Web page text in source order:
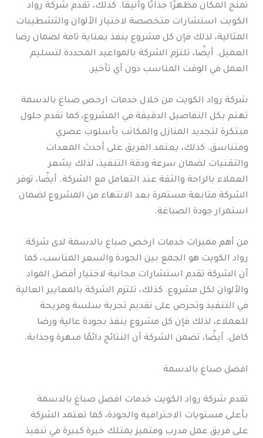
تمنح المكان مظهرًا جذابًا وأنيقًا. كذلك، تقدم شركة رواد
الكويت استشارات متخصصة لاختيار الألوان والتشطيبات
المثالية، لذلك فإن كل مشروع ينفذ بعناية تامة لضمان رضا
العميل. أيضًا، تلتزم الشركة بالمواعيد المحددة لتسليم
العمل في الوقت المناسب دون أي تأخير.
شركة رواد الكويت من خلال خدمات ارخص صباغ بالدسمة
تهتم بكل التفاصيل الدقيقة في المشروع، كما تقدم حلول
مبتكرة لتجديد المنازل والمكاتب بأسلوب عصري
ومتناسق. كذلك، يعتمد الفريق على أحدث المعدات
والتقنيات لضمان سرعة ودقة التنفيذ، لذلك يشعر
العملاء بالراحة والثقة عند التعامل مع الشركة. أيضًا، توفر
الشركة متابعة مستمرة بعد الانتهاء من المشروع لضمان
استمرار جودة الصباغة.
من أهم مميزات خدمات ارخص صباغ بالدسمة لدى شركة
رواد الكويت هو الجمع بين الجودة والسعر المناسب، كما
أن الشركة تقدم استشارات مجانية لاختيار أفضل المواد
والألوان لكل مشروع. كذلك، تلتزم الشركة بالمعايير العالية
في التنفيذ وتحرص على تقديم تجربة سلسة ومريحة
للعملاء، لذلك فإن كل مشروع ينفذ بجودة عالية ورضا
كامل. أيضًا، تضمن الشركة أن النتائج دائمًا مبهرة وجذابة.
افضل صباغ بالدسمة
تقدم شركة رواد الكويت خدمات افضل صباغ بالدسمة
بأعلى مستويات الاحترافية والجودة، كما تعتمد الشركة
على فريق عمل مدرب ومتميز يمتلك خبرة كبيرة في تنفيذ